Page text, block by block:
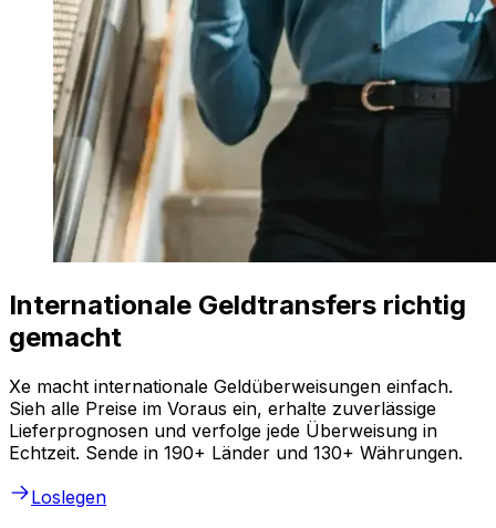
Internationale Geldtransfers richtig
gemacht
Xe macht internationale Geldüberweisungen einfach.
Sieh alle Preise im Voraus ein, erhalte zuverlässige
Lieferprognosen und verfolge jede Überweisung in
Echtzeit. Sende in 190+ Länder und 130+ Währungen.
Loslegen